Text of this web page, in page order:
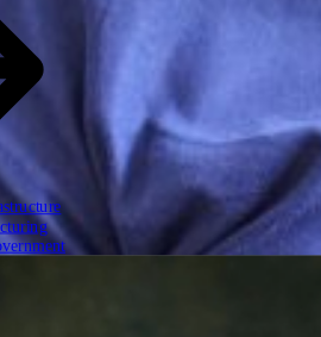
run by the same teamLab271